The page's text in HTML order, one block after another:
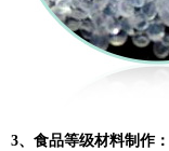
3、 食品等级材料制作：